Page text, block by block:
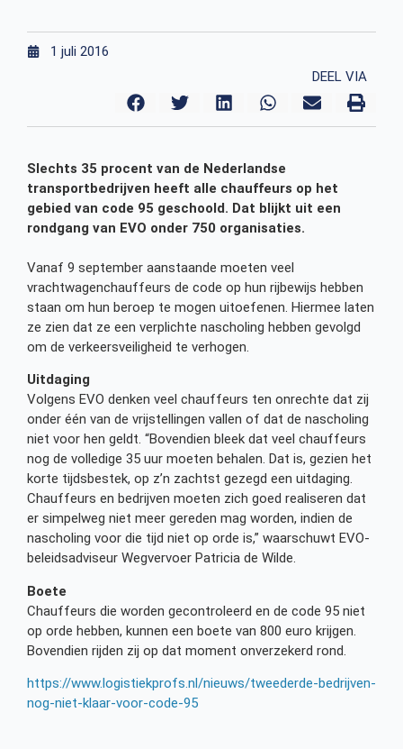
1 juli 2016
DEEL VIA
Slechts 35 procent van de Nederlandse
transportbedrijven heeft alle chauffeurs op het
gebied van code 95 geschoold. Dat blijkt uit een
rondgang van EVO onder 750 organisaties.
Vanaf 9 september aanstaande moeten veel
vrachtwagenchauffeurs de code op hun rijbewijs hebben
staan om hun beroep te mogen uitoefenen. Hiermee laten
ze zien dat ze een verplichte nascholing hebben gevolgd
om de verkeersveiligheid te verhogen.
Uitdaging
Volgens EVO denken veel chauffeurs ten onrechte dat zij
onder één van de vrijstellingen vallen of dat de nascholing
niet voor hen geldt. “Bovendien bleek dat veel chauffeurs
nog de volledige 35 uur moeten behalen. Dat is, gezien het
korte tijdsbestek, op z’n zachtst gezegd een uitdaging.
Chauffeurs en bedrijven moeten zich goed realiseren dat
er simpelweg niet meer gereden mag worden, indien de
nascholing voor die tijd niet op orde is,” waarschuwt EVO-
beleidsadviseur Wegvervoer Patricia de Wilde.
Boete
Chauffeurs die worden gecontroleerd en de code 95 niet
op orde hebben, kunnen een boete van 800 euro krijgen.
Bovendien rijden zij op dat moment onverzekerd rond.
https://www.logistiekprofs.nl/nieuws/tweederde-bedrijven-
nog-niet-klaar-voor-code-95